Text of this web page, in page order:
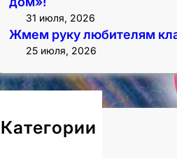
31 июля, 2026
Жмем руку любителям
25 июля, 2026
Категории
Новости